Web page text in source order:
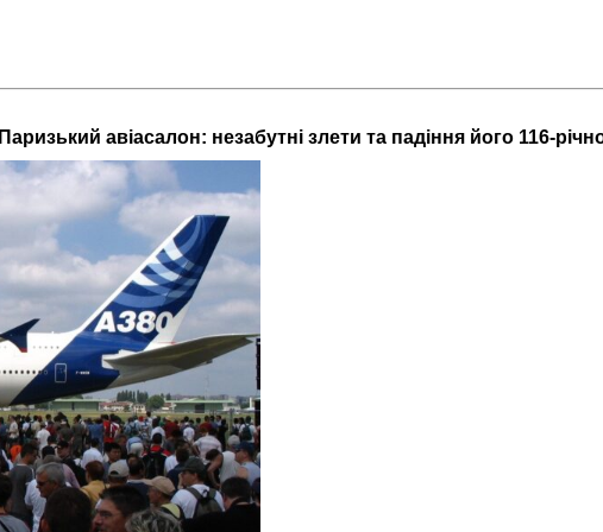
Паризький авіасалон: незабутні злети та падіння його 116-